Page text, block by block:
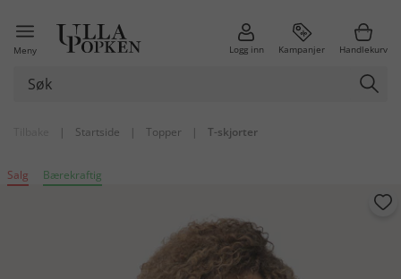
Meny Logg inn Kampanjer Handlekurv
| Startside | Topper | T-skjorter
Salg Bærekraftig